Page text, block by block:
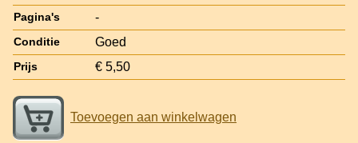
Pagina's -
Conditie Goed
Prijs € 5,50
Toevoegen aan winkelwagen